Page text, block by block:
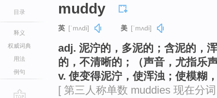
目录
释义
权威词典
用法
例句
muddy
英 [ˈmʌdi] 美 [ˈmʌdi]
adj. 泥泞的，多泥的；含泥的，
的，不清晰的；（声音，尤指乐
v. 使变得泥泞，使浑浊；使模糊
[ 第三人称单数 muddies 现在分